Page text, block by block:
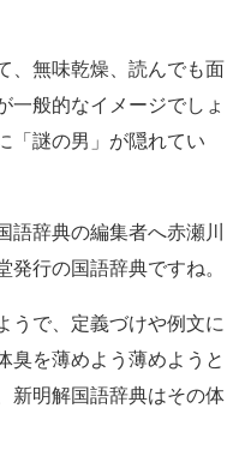
、無味乾燥、読んでも面
般的なイメージでしょ
「謎の男」が隠れてい
辞典の編集者へ赤瀬川
発行の国語辞典ですね。
うで、定義づけや例文に
臭を薄めよう薄めようと
新明解国語辞典はその体